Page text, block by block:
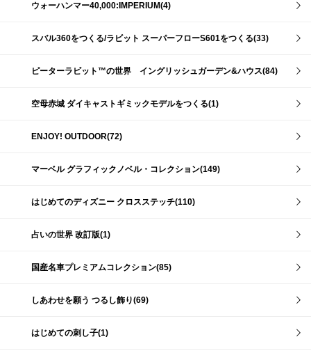
ウォーハンマー40,000:IMPERIUM(4)
スバル360をつくる/ラビット スーパーフローS601をつくる(33)
ピーターラビット™の世界 イングリッシュガーデン&ハウス(84)
空母赤城 ダイキャストギミックモデルをつくる(1)
ENJOY! OUTDOOR(72)
マーベル グラフィックノベル・コレクション(149)
はじめてのディズニー クロスステッチ(110)
占いの世界 改訂版(1)
国産名車プレミアムコレクション(85)
しあわせを願う つるし飾り(69)
はじめての刺し子(1)